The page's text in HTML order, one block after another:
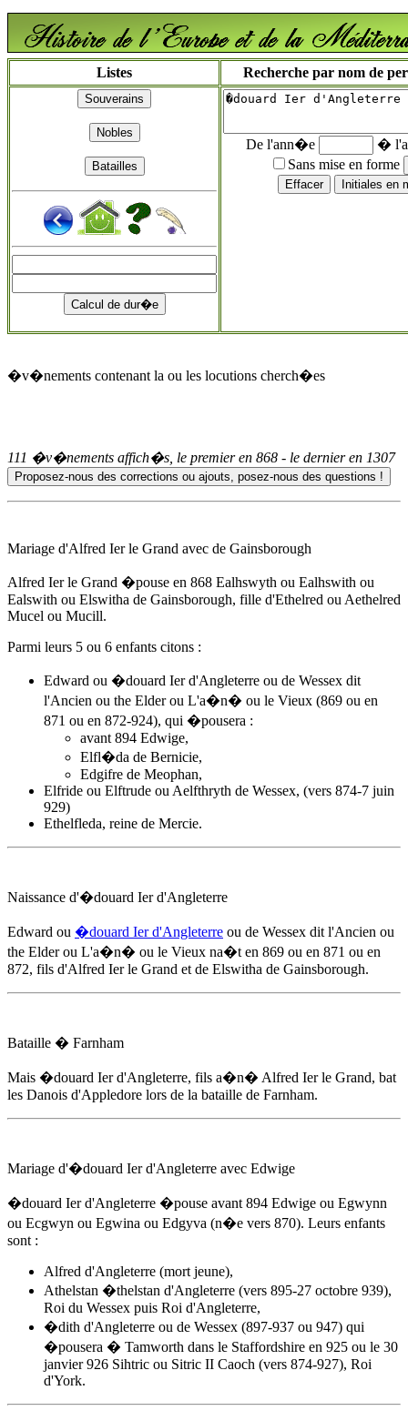
Listes Recherche par nom de
De l'ann�e
�
Sans mise en forme
�v�nements contenant la ou les locutions cherch�es
111 �v�nements affich�s, le premier en 868 - le dernier en 1307
Mariage d'Alfred Ier le Grand avec de Gainsborough
Alfred Ier le Grand �pouse en 868 Ealhswyth ou Ealhswith ou
Ealswith ou Elswitha de Gainsborough, fille d'Ethelred ou Aethelred
Mucel ou Mucill.
Parmi leurs 5 ou 6 enfants citons :
Edward ou �douard Ier d'Angleterre ou de Wessex dit
l'Ancien ou the Elder ou L'a�n� ou le Vieux (869 ou en
871 ou en 872-924), qui �pousera :
avant 894 Edwige,
Elfl�da de Bernicie,
Edgifre de Meophan,
Elfride ou Elftrude ou Aelfthryth de Wessex, (vers 874-7 juin
929)
Ethelfleda, reine de Mercie.
Naissance d'�douard Ier d'Angleterre
Edward ou �douard Ier d'Angleterre ou de Wessex dit l'Ancien ou
the Elder ou L'a�n� ou le Vieux na�t en 869 ou en 871 ou en
872, fils d'Alfred Ier le Grand et de Elswitha de Gainsborough.
Bataille � Farnham
Mais �douard Ier d'Angleterre, fils a�n� Alfred Ier le Grand, bat
les Danois d'Appledore lors de la bataille de Farnham.
Mariage d'�douard Ier d'Angleterre avec Edwige
�douard Ier d'Angleterre �pouse avant 894 Edwige ou Egwynn
ou Ecgwyn ou Egwina ou Edgyva (n�e vers 870). Leurs enfants
sont :
Alfred d'Angleterre (mort jeune),
Athelstan �thelstan d'Angleterre (vers 895-27 octobre 939),
Roi du Wessex puis Roi d'Angleterre,
�dith d'Angleterre ou de Wessex (897-937 ou 947) qui
�pousera � Tamworth dans le Staffordshire en 925 ou le 30
janvier 926 Sihtric ou Sitric II Caoch (vers 874-927), Roi
d'York.